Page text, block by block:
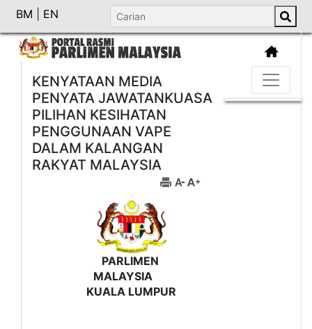
BM EN
KENYATAAN MEDIA
PENYATA JAWATANKUASA
PILIHAN KESIHATAN
PENGGUNAAN VAPE
DALAM KALANGAN
RAKYAT MALAYSIA
PARLIMEN
MALAYSIA
KUALA LUMPUR